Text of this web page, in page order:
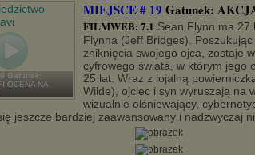
Gatunek:
OCENA NA
MIEJSCE # 19 Gatunek:
FILMWEB: 7.1 Sean Flynn ma 27
Flynna (Jeff Bridges). Poszukując
zniknięcia swojego ojca, zostaje
cyfrowego świata, w którym jego
25 lat. Wraz z lojalną
Wilde), ojciec i syn wyruszają na
wizualnie olśniewający,
jeszcze bardziej zaawansowany i nadzwyczaj